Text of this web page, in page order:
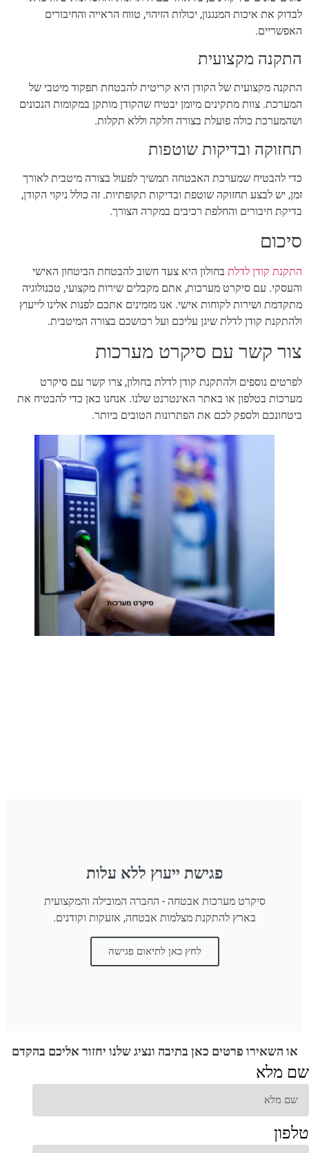
לבדוק את איכות המנגנון, יכולות הזיהוי, טווח הראייה והחיבורים
האפשריים.
התקנה מקצועית
התקנה מקצועית של הקודן היא קריטית להבטחת תפקוד מיטבי של
המערכת. צוות מתקינים מיומן יבטיח שהקודן מותקן במקומות הנכונים
ושהמערכת כולה פועלת בצורה חלקה וללא תקלות.
תחזוקה ובדיקות שוטפות
כדי להבטיח שמערכת האבטחה תמשיך לפעול בצורה מיטבית לאורך
זמן, יש לבצע תחזוקה שוטפת ובדיקות תקופתיות. זה כולל ניקוי הקודן,
בדיקת חיבורים והחלפת רכיבים במקרה הצורך.
סיכום
התקנת קודן לדלת בחולון היא צעד חשוב להבטחת הביטחון האישי
והעסקי. עם סיקרט מערכות, אתם מקבלים שירות מקצועי, טכנולוגיה
מתקדמת ושירות לקוחות אישי. אנו מזמינים אתכם לפנות אלינו לייעוץ
ולהתקנת קודן לדלת שיגן עליכם ועל רכושכם בצורה המיטבית.
צור קשר עם סיקרט מערכות
לפרטים נוספים ולהתקנת קודן לדלת בחולון, צרו קשר עם סיקרט
מערכות בטלפון או באתר האינטרנט שלנו. אנחנו כאן כדי להבטיח את
ביטחונכם ולספק לכם את הפתרונות הטובים ביותר.
פגישת ייעוץ ללא עלות
סיקרט מערכות אבטחה - החברה המובילה והמקצועית
בארץ להתקנת מצלמות אבטחה, אזעקות וקודנים.
לחץ כאן לתיאום פגישה
או השאירו פרטים כאן בתיבה ונציג שלנו יחזור אליכם בהקדם
שם מלא
טלפון